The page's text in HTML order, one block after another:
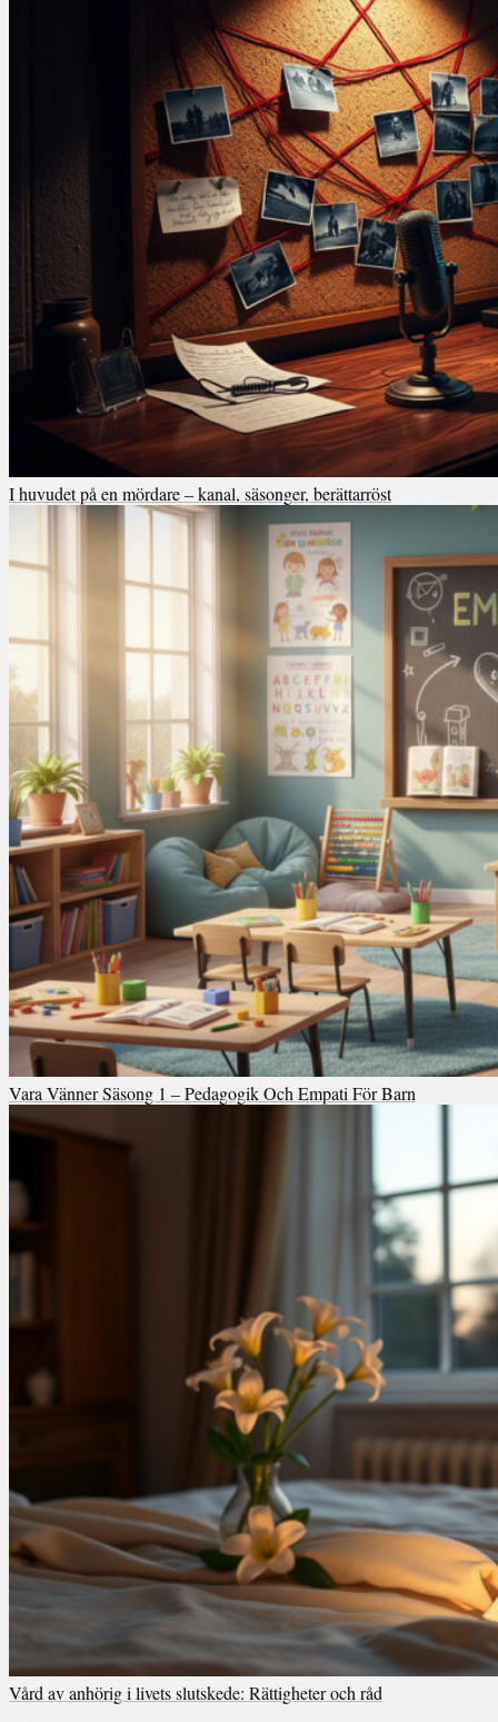
I huvudet på en mördare – kanal, säsonger, berättarröst
Vara Vänner Säsong 1 – Pedagogik Och Empati För Barn
Vård av anhörig i livets slutskede: Rättigheter och råd